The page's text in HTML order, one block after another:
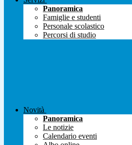
Panoramica
Famiglie e studenti
Personale scolastico
Percorsi di studio
Novità
Panoramica
Le notizie
Calendario eventi